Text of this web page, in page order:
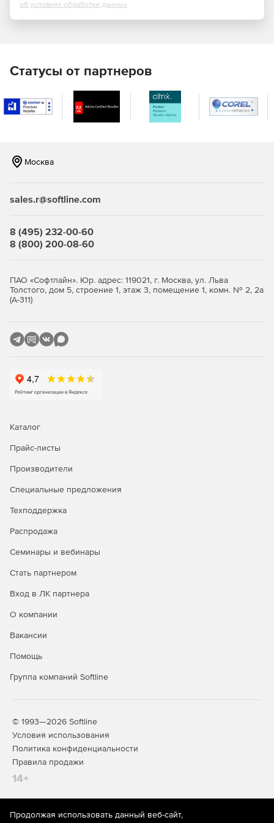
Фильтрация контента.
Профили защиты:
Межсетевых экранов типа «А» 4-ого класса
(ИТ.МЭ.А4.ПЗ).
Кому подходит межсетевой экран ИКС ФСТЭК?
класса защищенности включительно.
Значимые объекты критической информационной
Автоматизированные системы управления
производственными и технологическими процессами
Информационные системы общего пользования 2
класса.
Интернет-Шлюз ИКС Стандарт
Функции ИКС Стандарт:
Защита сети.
Авторизация пользователей.
Интеграция с DLP и SIEM.
Специальные службы (встроены в
продукт и входят в его стоимость):
Почтовый сервер.
IP-телефония.
Дополнительные модули:
Антивирус Kaspersky.
Антиспам Kaspersky.
Garnet Web Filter - модуль категоризации трафика.
об условиях обработки данных
Статусы от партнеров
Москва
sales.r@softline.com
8 (495) 232-00-60
8 (800) 200-08-60
ПАО «Софтлайн». Юр. адрес: 119021, г. Москва, ул. Льва
Толстого, дом 5, строение 1, этаж 3, помещение 1, комн. № 2, 2а
(А-311)
Каталог
Прайс-листы
Производители
Специальные предложения
Техподдержка
Распродажа
Семинары и вебинары
Стать партнером
Вход в ЛК партнера
О компании
Вакансии
Помощь
Группа компаний Softline
© 1993—2026 Softline
Условия использования
Политика конфиденциальности
Правила продажи
14+
Продолжая использовать данный веб-сайт,